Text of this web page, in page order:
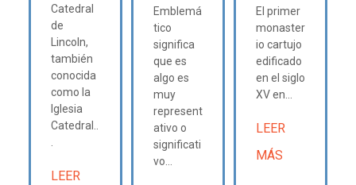
Catedral
de
Lincoln,
también
conocida
como la
Iglesia
Catedral..
.
LEER
Emblemá
tico
significa
que es
algo es
muy
represent
ativo o
significati
vo...
El primer
monaster
io cartujo
edificado
en el siglo
XV en...
LEER
MÁS